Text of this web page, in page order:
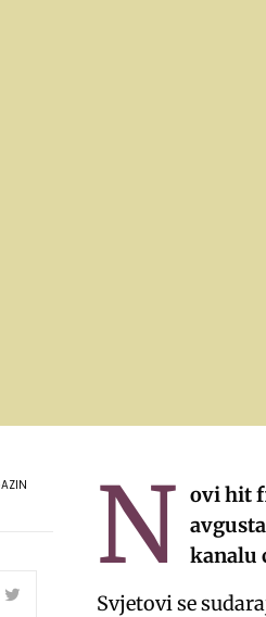
N ovi hit
kanalu
Svjetovi se